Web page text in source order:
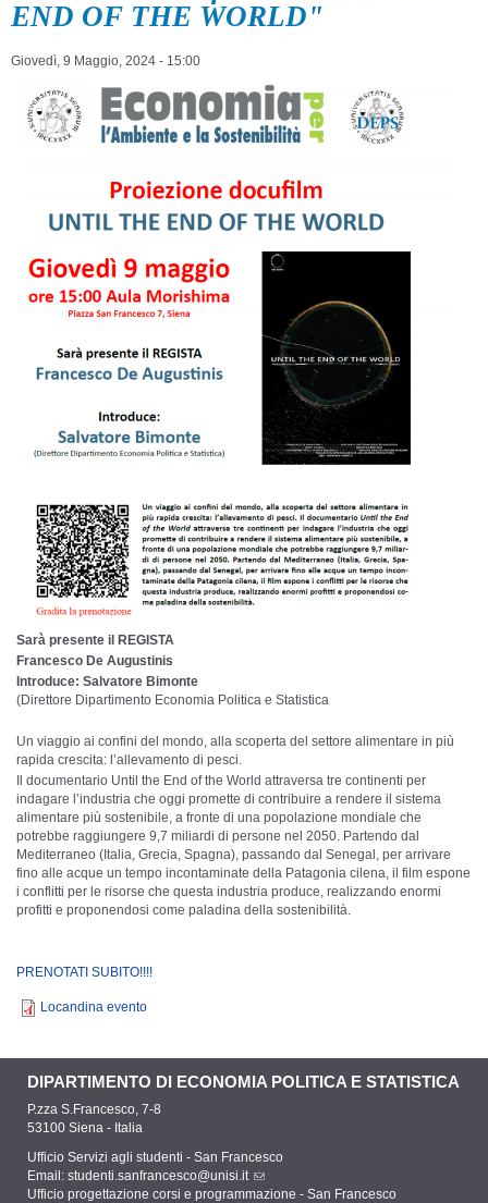
END OF THE WORLD"
Giovedì, 9 Maggio, 2024 - 15:00
Sarà presente il REGISTA
Francesco De Augustinis
Introduce: Salvatore Bimonte
(Direttore Dipartimento Economia Politica e Statistica
Un viaggio ai confini del mondo, alla scoperta del settore alimentare in più
rapida crescita: l’allevamento di pesci.
Il documentario Until the End of the World attraversa tre continenti per
indagare l’industria che oggi promette di contribuire a rendere il sistema
alimentare più sostenibile, a fronte di una popolazione mondiale che
potrebbe raggiungere 9,7 miliardi di persone nel 2050. Partendo dal
Mediterraneo (Italia, Grecia, Spagna), passando dal Senegal, per arrivare
fino alle acque un tempo incontaminate della Patagonia cilena, il film espone
i conflitti per le risorse che questa industria produce, realizzando enormi
profitti e proponendosi come paladina della sostenibilità.
PRENOTATI SUBITO!!!!
Locandina evento
DIPARTIMENTO DI ECONOMIA POLITICA E STATISTICA
P.zza S.Francesco, 7-8
53100 Siena - Italia
Ufficio Servizi agli studenti - San Francesco
Email: studenti.sanfrancesco@unisi.it
Ufficio progettazione corsi e programmazione - San Francesco